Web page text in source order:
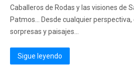
Caballeros de Rodas y las visiones de
Patmos... Desde cualquier
sorpresas y paisajes...
Sigue leyendo